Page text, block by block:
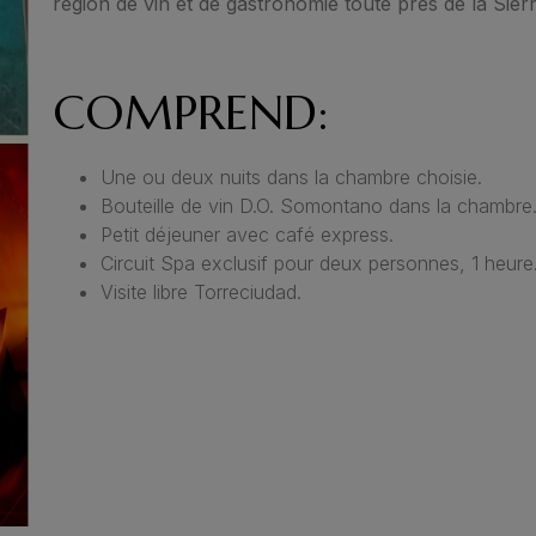
COMPREND:
Une ou deux nuits dans la chambre choisie.
Bouteille de vin D.O. Somontano dans la chambre.
Petit déjeuner avec café express.
Circuit Spa exclusif pour deux personnes, 1 heure.
Visite libre Torreciudad.